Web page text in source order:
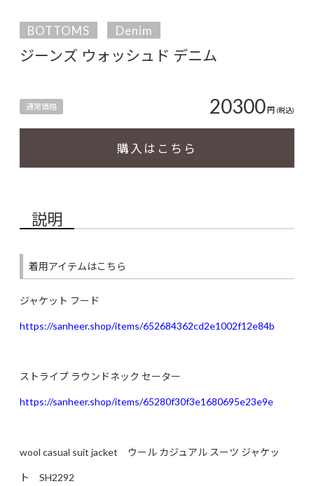
BOTTOMS Denim
ジーンズ ウォッシュド デニム
通常価格 20300円 (税込)
購入はこちら
説明
着用アイテムはこちら
ジャケット フード
https://sanheer.shop/items/652684362cd2e1002f12e84b
ストライプ ラウンドネック セーター
https://sanheer.shop/items/65280f30f3e1680695e23e9e
wool casual suit jacket ウール カジュアル スーツ ジャケッ
ト SH2292